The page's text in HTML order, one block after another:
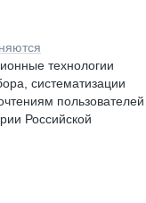
технологии
систематизации
пользователей
Российской